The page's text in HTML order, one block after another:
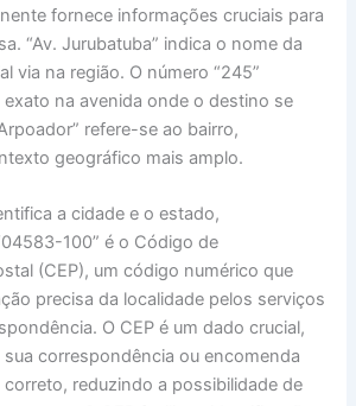
fornece informações cruciais para
“Av. Jurubatuba” indica o nome da
via na região. O número “245”
na avenida onde o destino se
refere-se ao bairro,
geográfico mais amplo.
a cidade e o estado,
100” é o Código de
(CEP), um código numérico que
precisa da localidade pelos serviços
O CEP é um dado crucial,
correspondência ou encomenda
reduzindo a possibilidade de